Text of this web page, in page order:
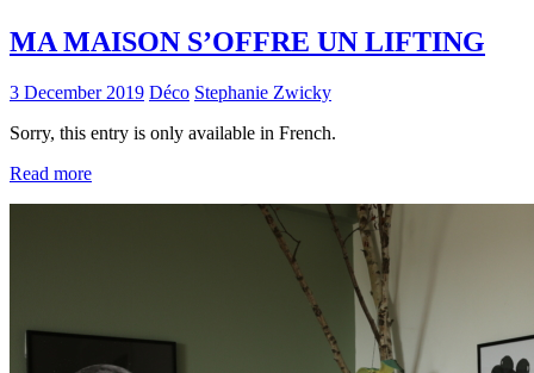
MA MAISON S’OFFRE UN LIFTING
3 December 2019 Déco Stephanie Zwicky
Sorry, this entry is only available in French.
Read more